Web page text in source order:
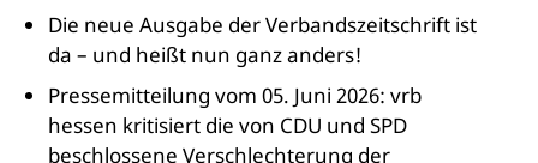
Die neue Ausgabe der Verbandszeitschrift ist
da – und heißt nun ganz anders!
Pressemitteilung vom 05. Juni 2026: vrb
hessen kritisiert die von CDU und SPD
beschlossene Verschlechterung der